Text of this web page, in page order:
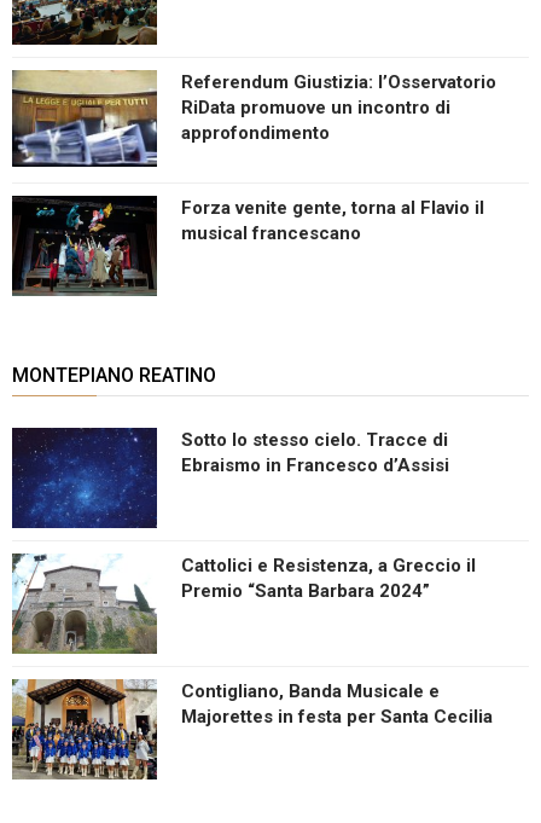
Referendum Giustizia: l’Osservatorio
RiData promuove un incontro di
approfondimento
Forza venite gente, torna al Flavio il
musical francescano
MONTEPIANO REATINO
Sotto lo stesso cielo. Tracce di
Ebraismo in Francesco d’Assisi
Cattolici e Resistenza, a Greccio il
Premio “Santa Barbara 2024”
Contigliano, Banda Musicale e
Majorettes in festa per Santa Cecilia